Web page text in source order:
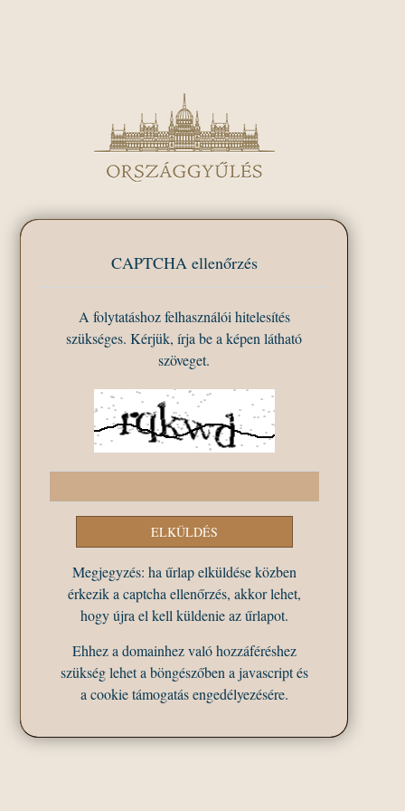
CAPTCHA ellenőrzés
A folytatáshoz felhasználói hitelesítés
szükséges. Kérjük, írja be a képen látható
szöveget.
Megjegyzés: ha űrlap elküldése közben
érkezik a captcha ellenőrzés, akkor lehet,
hogy újra el kell küldenie az űrlapot.
Ehhez a domainhez való hozzáféréshez
szükség lehet a böngészőben a javascript és
a cookie támogatás engedélyezésére.